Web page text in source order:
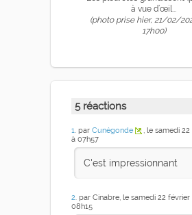
à vue d’œil...
(photo prise hier, 21/02/
17h00)
5 réactions
1. par Cunégonde
, le samedi
à 07h57
C'est impressionnant
2. par Cinabre, le samedi 22 février
08h15